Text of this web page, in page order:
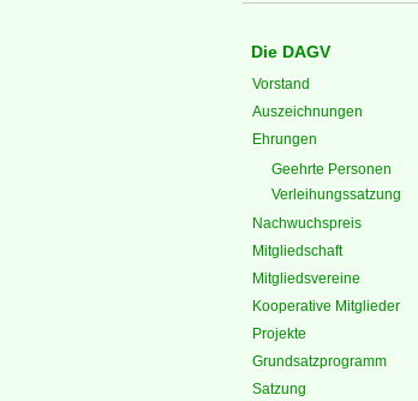
Die DAGV
Vorstand
Auszeichnungen
Ehrungen
Geehrte Personen
Verleihungssatzung
Nachwuchspreis
Mitgliedschaft
Mitgliedsvereine
Kooperative Mitglieder
Projekte
Grundsatzprogramm
Satzung